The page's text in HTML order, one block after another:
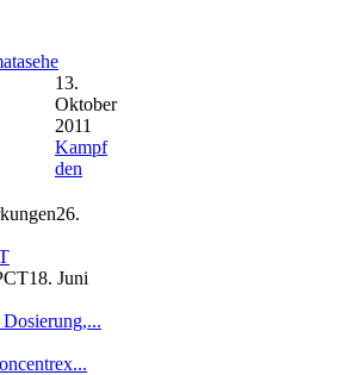
13.
Oktober
2011
Kampf
den
26.
18. Juni